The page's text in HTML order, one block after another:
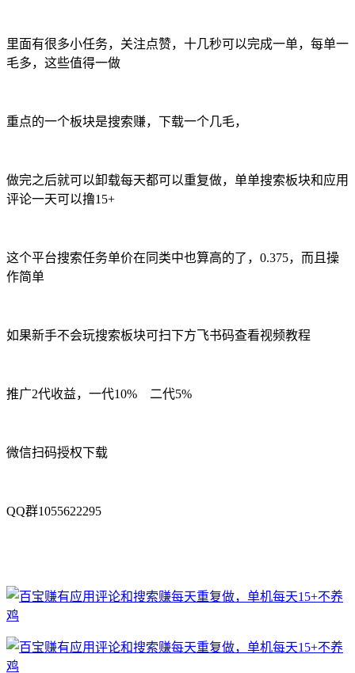
里面有很多小任务，关注点赞，十几秒可以完成一单，每单一
毛多，这些值得一做
重点的一个板块是搜索赚，下载一个几毛，
做完之后就可以卸载每天都可以重复做，单单搜索板块和应用
评论一天可以撸15+
这个平台搜索任务单价在同类中也算高的了，0.375，而且操
作简单
如果新手不会玩搜索板块可扫下方飞书码查看视频教程
推广2代收益，一代10% 二代5%
微信扫码授权下载
QQ群1055622295